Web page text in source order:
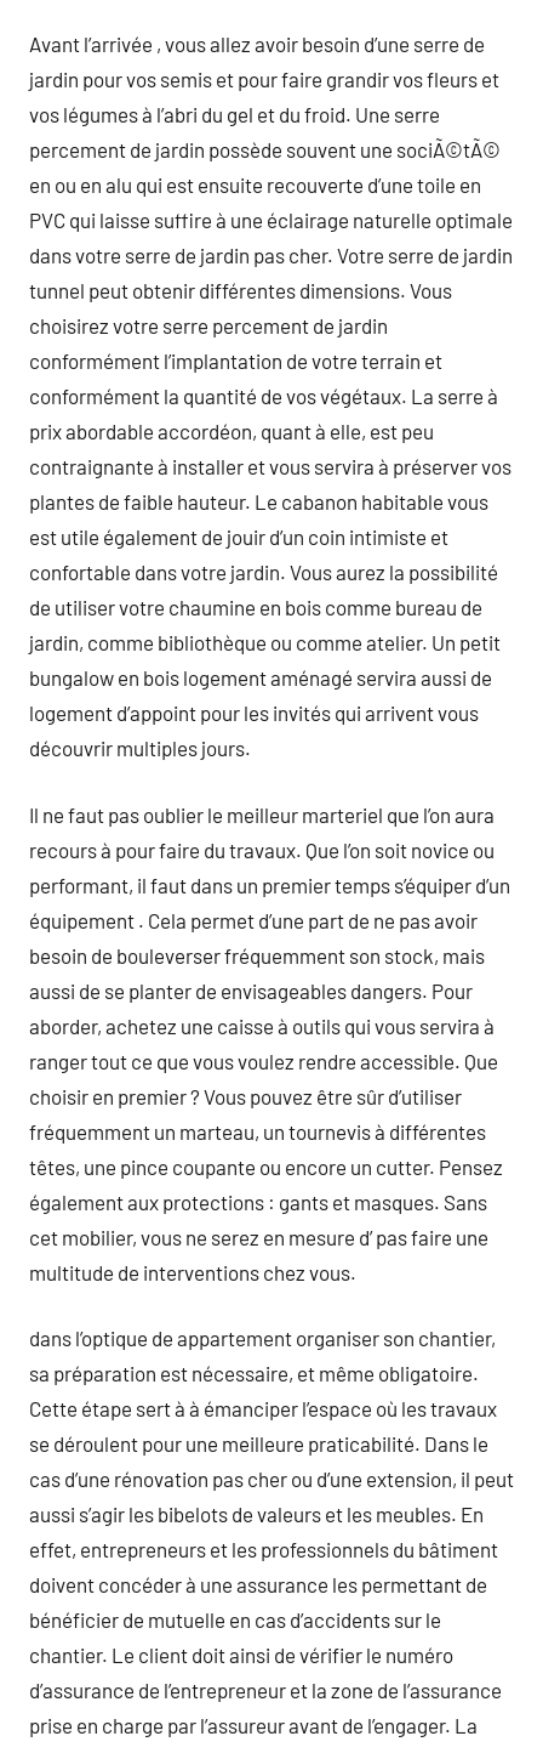
Avant l’arrivée , vous allez avoir besoin d’une serre de
jardin pour vos semis et pour faire grandir vos fleurs et
vos légumes à l’abri du gel et du froid. Une serre
percement de jardin possède souvent une sociÃ©tÃ©
en ou en alu qui est ensuite recouverte d’une toile en
PVC qui laisse suffire à une éclairage naturelle optimale
dans votre serre de jardin pas cher. Votre serre de jardin
tunnel peut obtenir différentes dimensions. Vous
choisirez votre serre percement de jardin
conformément l’implantation de votre terrain et
conformément la quantité de vos végétaux. La serre à
prix abordable accordéon, quant à elle, est peu
contraignante à installer et vous servira à préserver vos
plantes de faible hauteur. Le cabanon habitable vous
est utile également de jouir d’un coin intimiste et
confortable dans votre jardin. Vous aurez la possibilité
de utiliser votre chaumine en bois comme bureau de
jardin, comme bibliothèque ou comme atelier. Un petit
bungalow en bois logement aménagé servira aussi de
logement d’appoint pour les invités qui arrivent vous
découvrir multiples jours.
Il ne faut pas oublier le meilleur marteriel que l’on aura
recours à pour faire du travaux. Que l’on soit novice ou
performant, il faut dans un premier temps s’équiper d’un
équipement . Cela permet d’une part de ne pas avoir
besoin de bouleverser fréquemment son stock, mais
aussi de se planter de envisageables dangers. Pour
aborder, achetez une caisse à outils qui vous servira à
ranger tout ce que vous voulez rendre accessible. Que
choisir en premier ? Vous pouvez être sûr d’utiliser
fréquemment un marteau, un tournevis à différentes
têtes, une pince coupante ou encore un cutter. Pensez
également aux protections : gants et masques. Sans
cet mobilier, vous ne serez en mesure d’ pas faire une
multitude de interventions chez vous.
dans l’optique de appartement organiser son chantier,
sa préparation est nécessaire, et même obligatoire.
Cette étape sert à à émanciper l’espace où les travaux
se déroulent pour une meilleure praticabilité. Dans le
cas d’une rénovation pas cher ou d’une extension, il peut
aussi s’agir les bibelots de valeurs et les meubles. En
effet, entrepreneurs et les professionnels du bâtiment
doivent concéder à une assurance les permettant de
bénéficier de mutuelle en cas d’accidents sur le
chantier. Le client doit ainsi de vérifier le numéro
d’assurance de l’entrepreneur et la zone de l’assurance
prise en charge par l’assureur avant de l’engager. La